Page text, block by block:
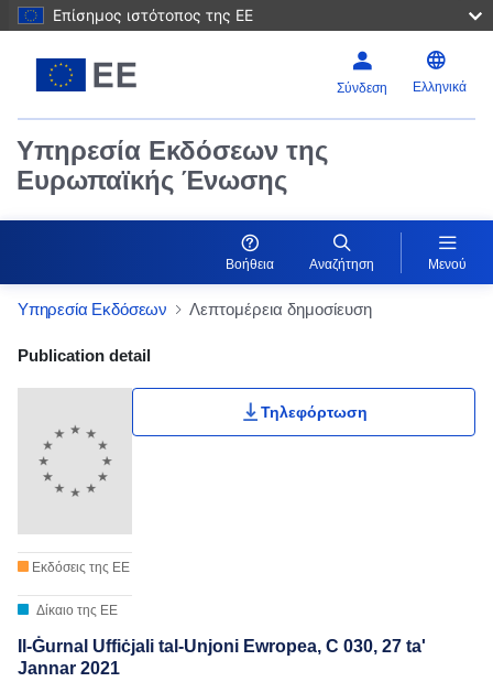
Επίσημος ιστότοπος της ΕΕ
Σύνδεση Ελληνικά
Υπηρεσία Εκδόσεων της
Ευρωπαϊκής Ένωσης
Βοήθεια Αναζήτηση Μενού
Υπηρεσία Εκδόσεων Λεπτομέρεια δημοσίευση
Publication Detail Actions Portlet
Publication detail
Εκδόσεις της ΕΕ
Δίκαιο της ΕΕ
Τηλεφόρτωση
Il-Ġurnal Uffiċjali tal-Unjoni Ewropea, C 030, 27 ta'
Jannar 2021